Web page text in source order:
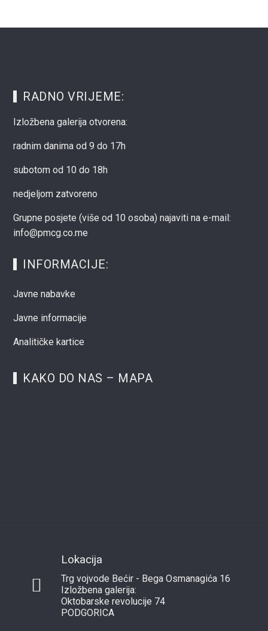
RADNO VRIJEME:
Izložbena galerija otvorena:
radnim danima od 9 do 17h
subotom od 10 do 18h
nedjeljom zatvoreno
Grupne posjete (više od 10 osoba) najaviti na e-mail:
info@pmcg.co.me
INFORMACIJE:
Javne nabavke
Javne informacije
Analitičke kartice
KAKO DO NAS – MAPA
Lokacija
Trg vojvode Bećir - Bega Osmanagića 16
Izložbena galerija:
Oktobarske revolucije 74
PODGORICA